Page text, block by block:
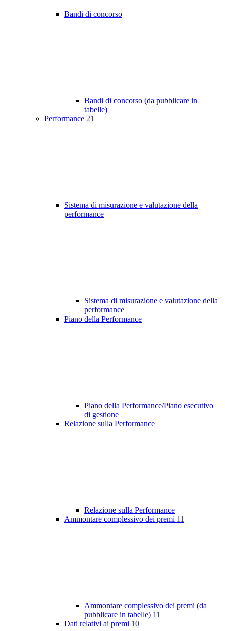
Bandi di concorso
Bandi di concorso (da pubblicare in
tabelle)
Performance 21
Sistema di misurazione e valutazione della
performance
Sistema di misurazione e valutazione della
performance
Piano della Performance
Piano della Performance/Piano esecutivo
di gestione
Relazione sulla Performance
Relazione sulla Performance
Ammontare complessivo dei premi 11
Ammontare complessivo dei premi (da
pubblicare in tabelle) 11
Dati relativi ai premi 10